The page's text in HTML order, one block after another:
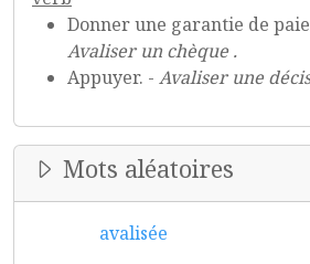
Donner une garantie de
Avaliser un chèque .
Appuyer. - Avaliser une
Mots aléatoires
avalisée